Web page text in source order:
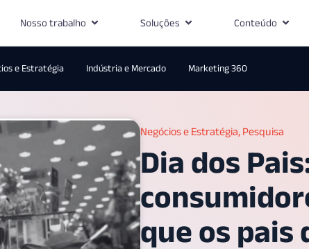
Nosso trabalho Soluções Conteúdo
e Estratégia Indústria e Mercado Marketing 360
Negócios e Estratégia, Pesquisa
Dia dos
que os pais